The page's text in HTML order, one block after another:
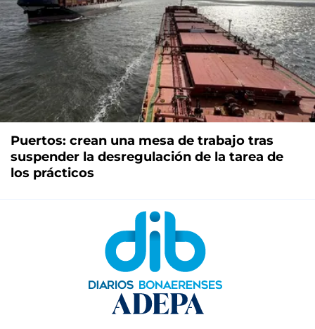
Puertos: crean una mesa de trabajo tras
suspender la desregulación de la tarea de
los prácticos